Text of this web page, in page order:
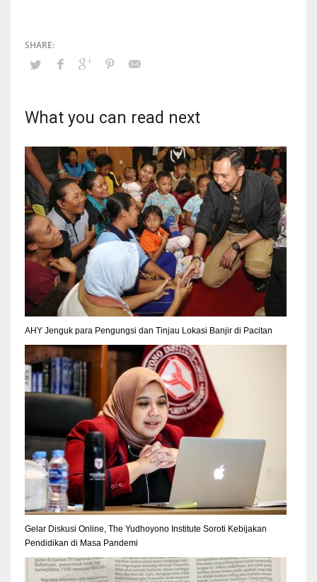
What you can read next
AHY Jenguk para Pengungsi dan Tinjau Lokasi Banjir di Pacitan
Gelar Diskusi Online, The Yudhoyono Institute Soroti Kebijakan
Pendidikan di Masa Pandemi